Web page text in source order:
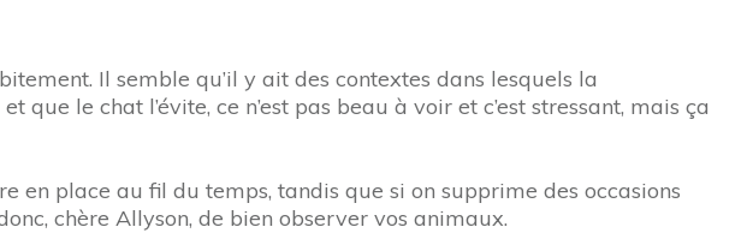
Il semble qu’il y ait des contextes dans lesquels la
le chat l’évite, ce n’est pas beau à voir et c’est stressant, mais ça
en place au fil du temps, tandis que si on supprime des occasions
chère Allyson, de bien observer vos animaux.